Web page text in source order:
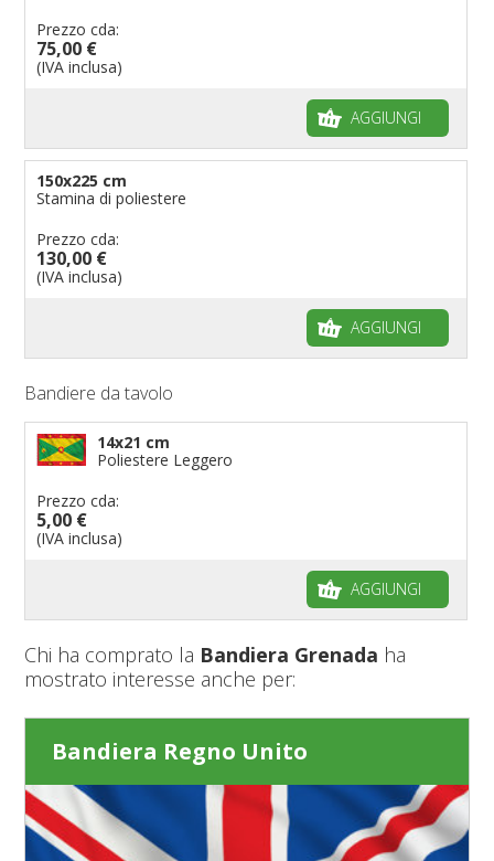
Prezzo cda:
75,00 €
(IVA inclusa)
AGGIUNGI
150x225 cm
Stamina di poliestere
Prezzo cda:
130,00 €
(IVA inclusa)
AGGIUNGI
Bandiere da tavolo
14x21 cm
Poliestere Leggero
Prezzo cda:
5,00 €
(IVA inclusa)
AGGIUNGI
Chi ha comprato la Bandiera Grenada ha
mostrato interesse anche per:
Bandiera Regno Unito